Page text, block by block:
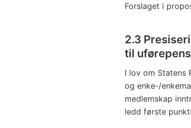
Forslaget i
2.3
til
I lov om Statens
og enke-/
medlemskap
ledd første